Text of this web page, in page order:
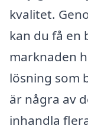
kvalitet.
kan du få en
marknaden
lösning som
är några av
inhandla